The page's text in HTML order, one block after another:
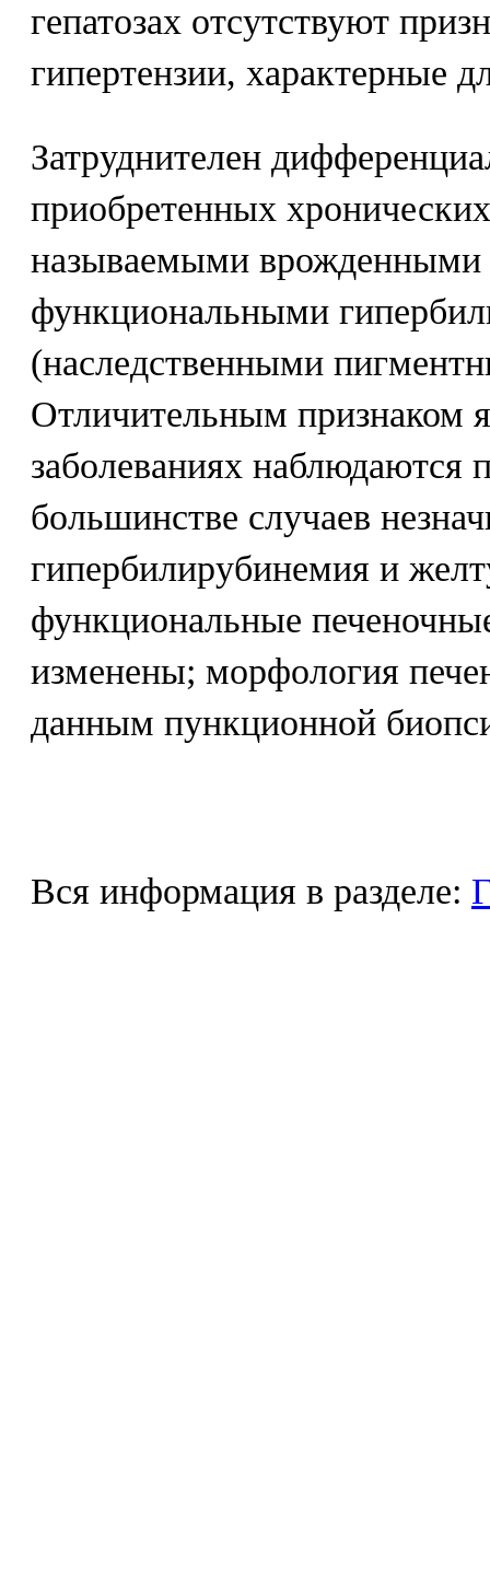
гепатозах отсутствуют
гипертензии, характерные
Затруднителен
приобретенных
называемыми врожденными
функциональными
(наследственными
Отличительным признаком
заболеваниях наблюдаются
большинстве случаев
гипербилирубинемия и
функциональные
изменены; морфология
данным пункционной
Вся информация в разделе: